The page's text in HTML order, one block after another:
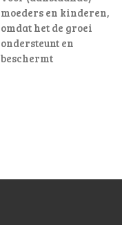
moeders en kinderen,
omdat het de groei
ondersteunt en
beschermt